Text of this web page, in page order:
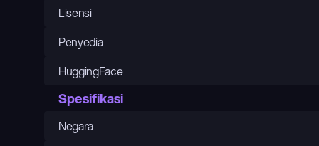
Lisensi
Penyedia
HuggingFace
Spesifikasi
Negara